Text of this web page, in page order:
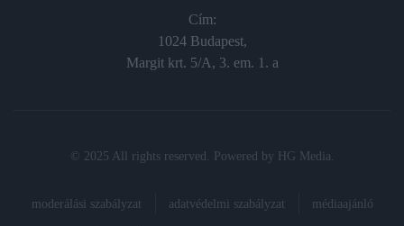
Cím:
1024 Budapest,
Margit krt. 5/A, 3. em. 1. a
© 2025 All rights reserved. Powered by HG Media
moderálási szabályzat adatvédelmi szabályzat médiaajánló